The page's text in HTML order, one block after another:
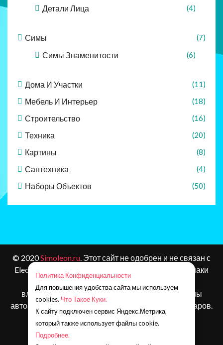
Детали Лица (4)
Симы (7)
Симы Знаменитости (6)
Дома И Участки (11)
Мебель И Интерьер (18)
Строительство (16)
Техника (20)
Картины (8)
Сантехника (4)
Наборы Объектов (50)
© 2020Simoleon.ru. Этот сайт не одобрен и не связан с
Electronic Arts или ее лицензиарами. Товарные знаки
являются собственностью соответствующих
владельцев. Контент и материалы игр защищены
авторским правом Electronic Arts Inc. и ее лицензиаров.
Все права защищены.
Наша почта:
simoleonru@yandex.ru
Политика Конфиденциальности
Для повышения удобства сайта мы используем
cookies. Что Такое Куки.
К сайту подключен сервис Яндекс.Метрика,
который также использует файлы cookie.
Подробнее.